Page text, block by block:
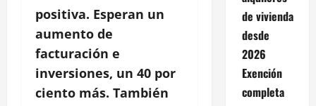
positiva. Esperan un
aumento de
facturación e
inversiones, un 40 por
ciento más. También
de vivienda
desde
2026
Exención
completa